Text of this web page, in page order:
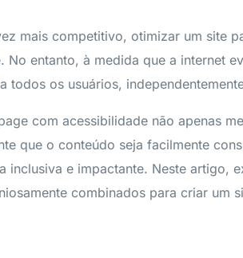
mais competitivo, otimizar um site
No entanto, à medida que a internet
todos os usuários,
com acessibilidade não apenas
que o conteúdo seja facilmente
inclusiva e impactante. Neste artigo,
combinados para criar um